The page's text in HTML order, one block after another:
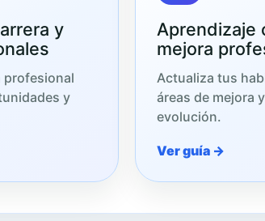
y
profesional
y
Aprendizaje
mejora
Actualiza tus
áreas de mejora
evolución.
Ver guía →